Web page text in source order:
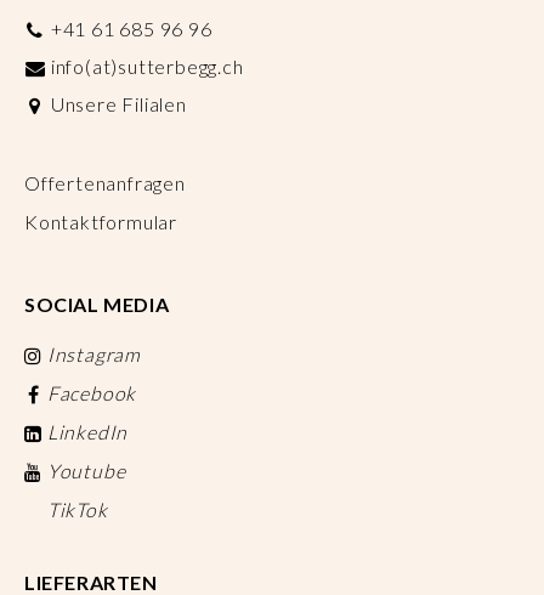
+41 61 685 96 96
info(at)sutterbegg.ch
Unsere Filialen
Offertenanfragen
Kontaktformular
SOCIAL MEDIA
Instagram
Facebook
LinkedIn
Youtube
TikTok
LIEFERARTEN